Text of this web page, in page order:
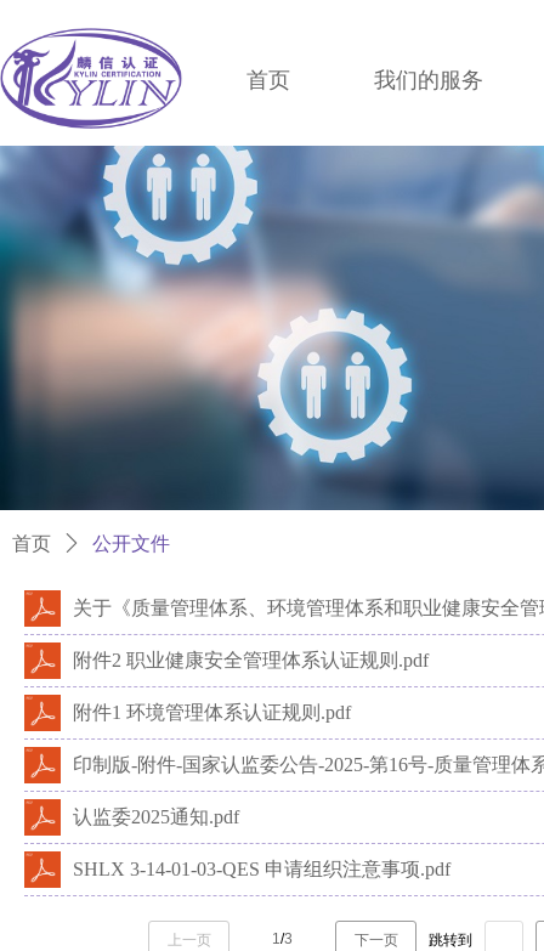
首页 我们的服务
附件2 职业健康安全管理体系认证规则.pdf
附件1 环境管理体系认证规则.pdf
印制版-附件-国家认监委公告-2025-第16号-质量管理体
认监委2025通知.pdf
SHLX 3-14-01-03-QES 申请组织注意事项.pdf
上一页 1/3 下一页 跳转到
首页 ꄲ 公开文件